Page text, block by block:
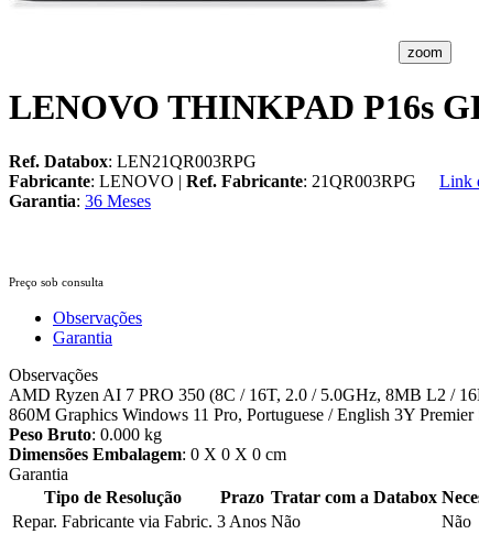
zoom
LENOVO THINKPAD P16s
Ref. Databox: LEN21QR003RPG
Fabricante: LENOVO | Ref. Fabricante: 21QR003RPG
Link
Garantia: 36 Meses
Preço sob consulta
Observações
Garantia
Observações
AMD Ryzen AI 7 PRO 350 (8C / 16T, 2.0 / 5.0GHz, 8MB L2 /
860M Graphics Windows 11 Pro, Portuguese / English 3Y
Peso Bruto: 0.000 kg
Dimensões Embalagem: 0 X 0 X 0 cm
Garantia
Tipo de Resolução
Prazo Tratar com a Databox
Repar. Fabricante via Fabric. 3 Anos Não Não